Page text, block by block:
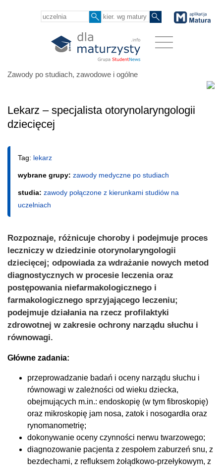
Zawody po studiach, zawodowe i ogólne
Lekarz – specjalista otorynolaryngologii
dziecięcej
Tag: lekarz
wybrane grupy: zawody medyczne po studiach
studia: zawody połączone z kierunkami studiów na
uczelniach
Rozpoznaje, różnicuje choroby i podejmuje proces
leczniczy w dziedzinie otorynolaryngologii
dziecięcej; odpowiada za wdrażanie nowych metod
diagnostycznych w procesie leczenia oraz
postępowania niefarmakologicznego i
farmakologicznego sprzyjającego leczeniu;
podejmuje działania na rzecz profilaktyki
zdrowotnej w zakresie ochrony narządu słuchu i
równowagi.
Główne zadania:
przeprowadzanie badań i oceny narządu słuchu i
równowagi w zależności od wieku dziecka,
obejmujących m.in.: endoskopię (w tym fibroskopię)
oraz mikroskopię jam nosa, zatok i nosogardła oraz
rynomanometrię;
dokonywanie oceny czynności nerwu twarzowego;
diagnozowanie pacjenta z zespołem zaburzeń snu, z
bezdechami, z refluksem żołądkowo-przełykowym, z